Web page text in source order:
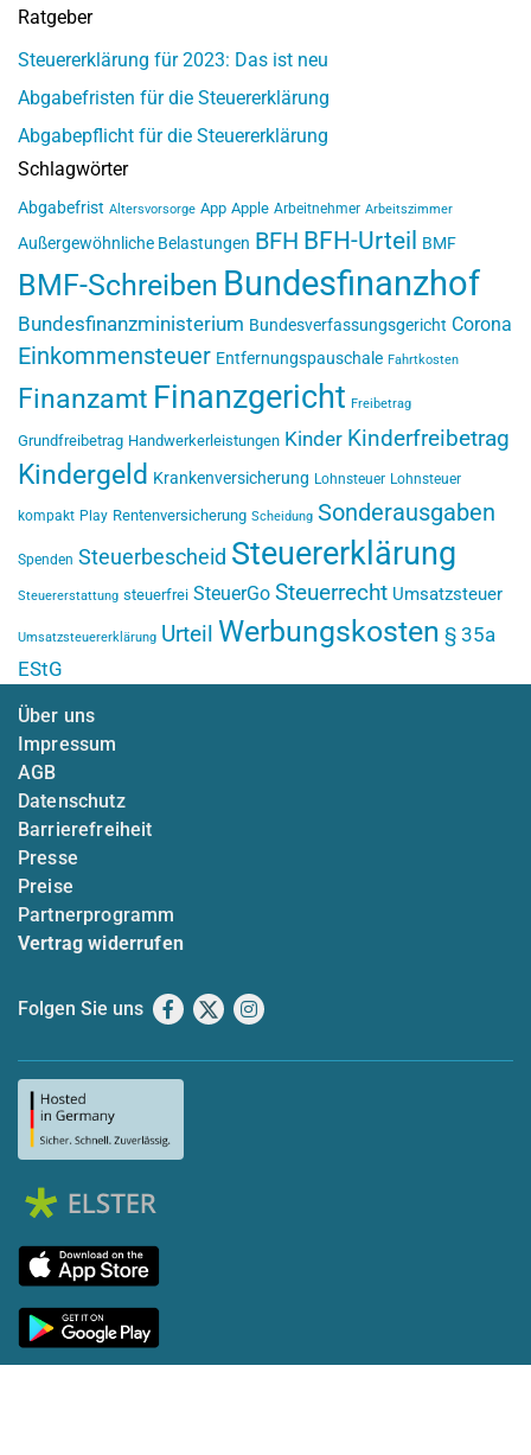
Ratgeber
Steuererklärung für 2023: Das ist neu
Abgabefristen für die Steuererklärung
Abgabepflicht für die Steuererklärung
Schlagwörter
Abgabefrist Altersvorsorge App Apple Arbeitnehmer Arbeitszimmer
Außergewöhnliche Belastungen BFH BFH-Urteil BMF
BMF-Schreiben Bundesfinanzhof
Bundesfinanzministerium Bundesverfassungsgericht Corona
Einkommensteuer Entfernungspauschale Fahrtkosten
Finanzamt Finanzgericht Freibetrag
Grundfreibetrag Handwerkerleistungen Kinder Kinderfreibetrag
Kindergeld Krankenversicherung Lohnsteuer Lohnsteuer
kompakt Play Rentenversicherung Scheidung Sonderausgaben
Spenden Steuerbescheid Steuererklärung
Steuererstattung steuerfrei SteuerGo Steuerrecht Umsatzsteuer
Umsatzsteuererklärung Urteil Werbungskosten § 35a
EStG
Über uns
Impressum
AGB
Datenschutz
Barrierefreiheit
Presse
Preise
Partnerprogramm
Vertrag widerrufen
Folgen Sie uns Facebook
X Instagram